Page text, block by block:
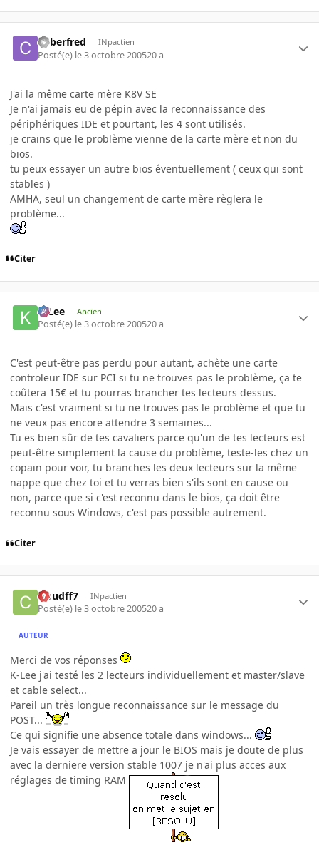
Cyberfred INpactien
Posté(e) le 3 octobre 200520 a
J'ai la même carte mère K8V SE
Je n'ai jamais eu de pépin avec la reconnaissance des
périphériques IDE et pourtant, les 4 sont utilisés.
je crains que le problème vienne de la carte mère et non du
bios.
tu peux essayer un autre bios éventuellement ( ceux qui sont
stables )
AMHA, seul un changement de carte mère règlera le
problème...
Citer
K-Lee Ancien
Posté(e) le 3 octobre 200520 a
C'est peut-être pas perdu pour autant, achète une carte
controleur IDE sur PCI si tu ne trouves pas le problème, ça te
coûtera 15€ et tu pourras brancher tes lecteurs dessus.
Mais c'est vraiment si tu ne trouves pas le problème et que tu
ne veux pas encore attendre 3 semaines...
Tu es bien sûr de tes cavaliers parce qu'un de tes lecteurs est
peut-être simplement la cause du problème, teste-les chez un
copain pour voir, tu branches les deux lecteurs sur la même
nappe que chez toi et tu verras bien s'ils sont en cause ou
non, parce que si c'est reconnu dans le bios, ça doit être
reconnu sous Windows, c'est pas possible autrement.
Citer
cloudff7 INpactien
Posté(e) le 3 octobre 200520 a
AUTEUR
Merci de vos réponses
K-Lee j'ai testé les 2 lecteurs individuellement et master/slave
et cable select...
Pareil un très longue reconnaissance sur le message du
POST...
Ce qui signifie une absence totale dans windows...
Je vais essayer de mettre a jour le BIOS mais je doute de plus
avec la derniere version stable 1007 je n'ai plus acces aux
réglages de timing RAM